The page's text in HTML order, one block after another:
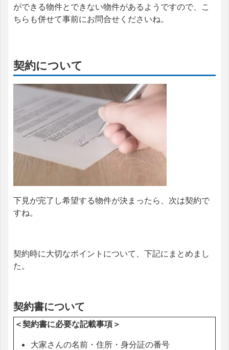
ができる物件とできない物件があるようですので、こ
ちらも併せて事前にお問合せくださいね。
契約について
下見が完了し希望する物件が決まったら、次は契約で
すね。
契約時に大切なポイントについて、下記にまとめまし
た。
契約書について
＜契約書に必要な記載事項＞
大家さんの名前・住所・身分証の番号